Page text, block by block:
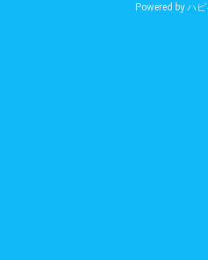
Powered by ハピ